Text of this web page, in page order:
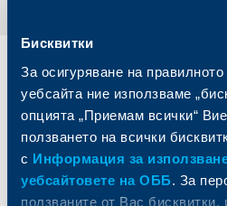
Бисквитки
За осигуряване на
уебсайта ние използваме
опцията „Приемам всички“
ползването на всички
с Информация за
уебсайтовете на ОББ. За
ползваните от Вас бисквитки,
Индивидуални
клиенти
Карти
Сметки и плащания
Кредити
Спестявания и инвестиции
ПОС